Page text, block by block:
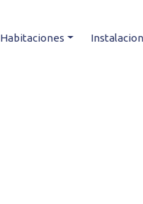
Habitaciones